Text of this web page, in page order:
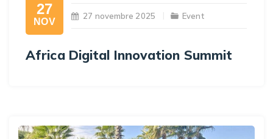
27
NOV
27 novembre 2025 Event
Africa Digital Innovation Summit